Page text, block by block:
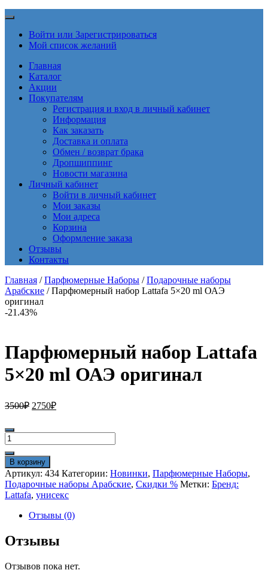
Войти или Зарегистрироваться
Мой список желаний
Главная
Каталог
Акции
Покупателям
Регистрация и вход в личный кабинет
Информация
Как заказать
Доставка и оплата
Обмен / возврат брака
Дропшиппинг
Новости магазина
Личный кабинет
Войти в личный кабинет
Мои заказы
Мои адреса
Корзина
Оформление заказа
Отзывы
Контакты
Главная /Парфюмерные Наборы /Подарочные наборы
Арабские / Парфюмерный набор Lattafa 5×20 ml ОАЭ
оригинал
-21.43%
Парфюмерный набор Lattafa
5×20 ml ОАЭ оригинал
3500₽ Первоначальная
2750₽Текущая
Количество
товара
Парфюмерный
набор
Lattafa
5×20
ml
ОАЭ
оригинал
В корзину
Артикул: 434 Категории: Новинки, Парфюмерные Наборы,
Подарочные наборы Арабские, Скидки % Метки: Бренд:
Lattafa, унисекс
Отзывы (0)
Отзывы
Отзывов пока нет.